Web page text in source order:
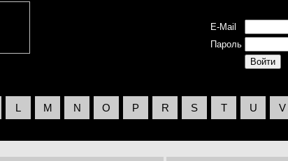
E-Mail
Пароль
L M N O P R S T U V